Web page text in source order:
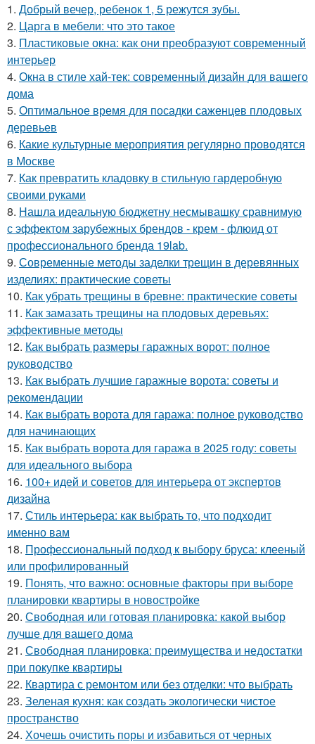
1. Добрый вечер, ребенок 1, 5 режутся зубы.
2. Царга в мебели: что это такое
3. Пластиковые окна: как они преобразуют современный
интерьер
4. Окна в стиле хай-тек: современный дизайн для вашего
дома
5. Оптимальное время для посадки саженцев плодовых
деревьев
6. Какие культурные мероприятия регулярно проводятся
в Москве
7. Как превратить кладовку в стильную гардеробную
своими руками
8. Нашла идеальную бюджетну несмывашку сравнимую
с эффектом зарубежных брендов - крем - флюид от
профессионального бренда 19lab.
9. Современные методы заделки трещин в деревянных
изделиях: практические советы
10. Как убрать трещины в бревне: практические советы
11. Как замазать трещины на плодовых деревьях:
эффективные методы
12. Как выбрать размеры гаражных ворот: полное
руководство
13. Как выбрать лучшие гаражные ворота: советы и
рекомендации
14. Как выбрать ворота для гаража: полное руководство
для начинающих
15. Как выбрать ворота для гаража в 2025 году: советы
для идеального выбора
16. 100+ идей и советов для интерьера от экспертов
дизайна
17. Стиль интерьера: как выбрать то, что подходит
именно вам
18. Профессиональный подход к выбору бруса: клееный
или профилированный
19. Понять, что важно: основные факторы при выборе
планировки квартиры в новостройке
20. Свободная или готовая планировка: какой выбор
лучше для вашего дома
21. Свободная планировка: преимущества и недостатки
при покупке квартиры
22. Квартира с ремонтом или без отделки: что выбрать
23. Зеленая кухня: как создать экологически чистое
пространство
24. Хочешь очистить поры и избавиться от черных